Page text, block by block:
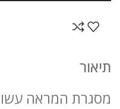
תיאור
מסגרת המראה